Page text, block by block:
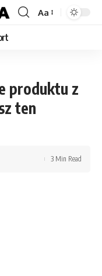
Font
Aa
produktu z
ten
3 Min Read